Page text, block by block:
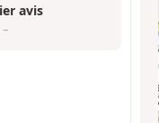
avis
–